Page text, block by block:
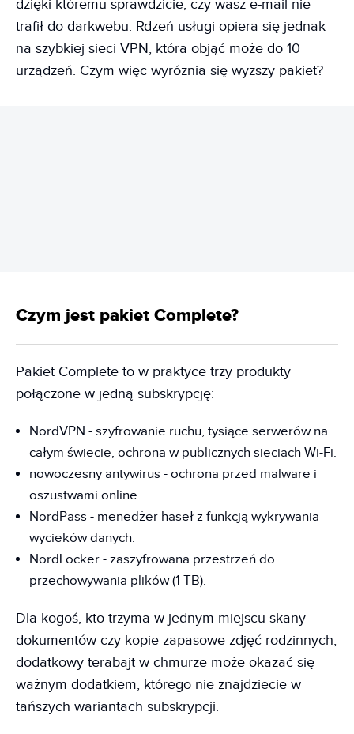
dzięki któremu sprawdzicie, czy wasz e-mail nie
trafił do darkwebu. Rdzeń usługi opiera się jednak
na szybkiej sieci VPN, która objąć może do 10
urządzeń. Czym więc wyróżnia się wyższy pakiet?
Czym jest pakiet Complete?
Pakiet Complete to w praktyce trzy produkty
połączone w jedną subskrypcję:
NordVPN - szyfrowanie ruchu, tysiące serwerów na
całym świecie, ochrona w publicznych sieciach Wi-Fi.
nowoczesny antywirus - ochrona przed malware i
oszustwami online.
NordPass - menedżer haseł z funkcją wykrywania
wycieków danych.
NordLocker - zaszyfrowana przestrzeń do
przechowywania plików (1 TB).
Dla kogoś, kto trzyma w jednym miejscu skany
dokumentów czy kopie zapasowe zdjęć rodzinnych,
dodatkowy terabajt w chmurze może okazać się
ważnym dodatkiem, którego nie znajdziecie w
tańszych wariantach subskrypcji.